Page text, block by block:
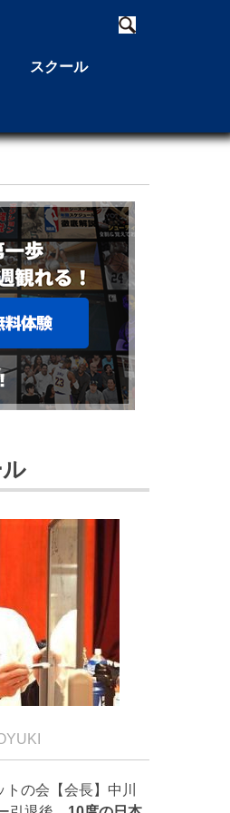
スクール
の会【会長】中川